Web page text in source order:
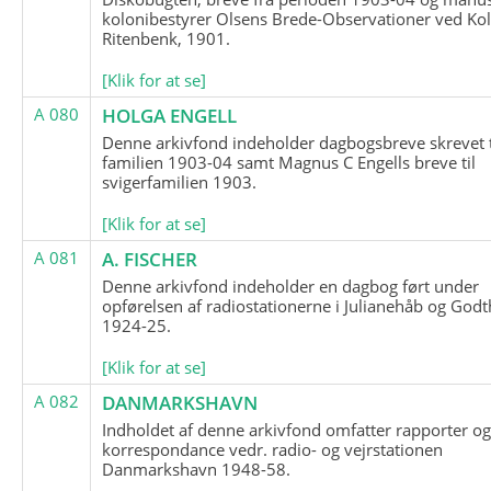
kolonibestyrer Olsens Brede-Observationer ved
Ritenbenk, 1901.
[Klik for at se]
A 080
HOLGA ENGELL
Denne arkivfond indeholder dagbogsbreve skrevet
familien 1903-04 samt Magnus C Engells breve til
svigerfamilien 1903.
[Klik for at se]
A 081
A. FISCHER
Denne arkivfond indeholder en dagbog ført under
opførelsen af radiostationerne i Julianehåb og
1924-25.
[Klik for at se]
A 082
DANMARKSHAVN
Indholdet af denne arkivfond omfatter rapporter og
korrespondance vedr. radio- og vejrstationen
Danmarkshavn 1948-58.